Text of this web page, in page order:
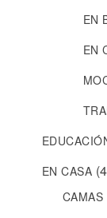
EN
EN
EN CASA
CAMAS